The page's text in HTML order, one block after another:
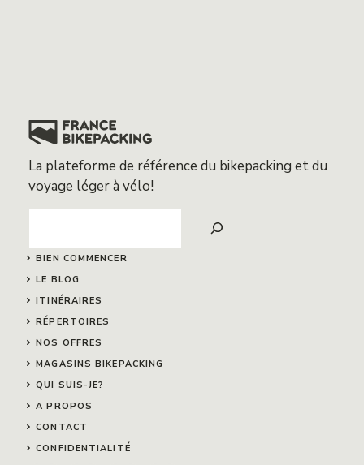
La plateforme de référence du bikepacking et du
voyage léger à vélo!
BIEN COMMENCER
LE BLOG
ITINÉRAIRES
RÉPERTOIRES
NOS OFFRES
MAGASINS BIKEPACKING
QUI SUIS-JE?
A PROPOS
CONTACT
CONFIDENTIALITÉ